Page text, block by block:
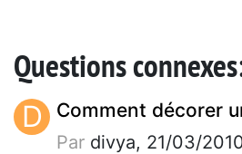
Questions
D Comment décorer
Par divya, 21/03/